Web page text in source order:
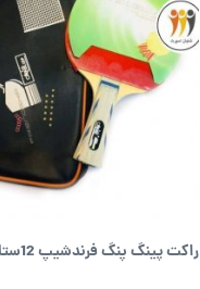
راکت پینگ پنگ فرندشیپ 12ستاره